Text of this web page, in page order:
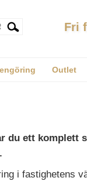
Fri
Outlet
du ett komplett
i fastighetens